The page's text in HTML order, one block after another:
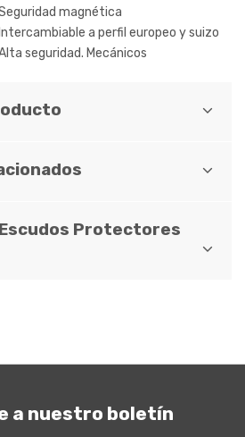
magnética
Intercambiable a perfil europeo y suizo
seguridad. Mecánicos
Escudos Protectores
a nuestro boletín